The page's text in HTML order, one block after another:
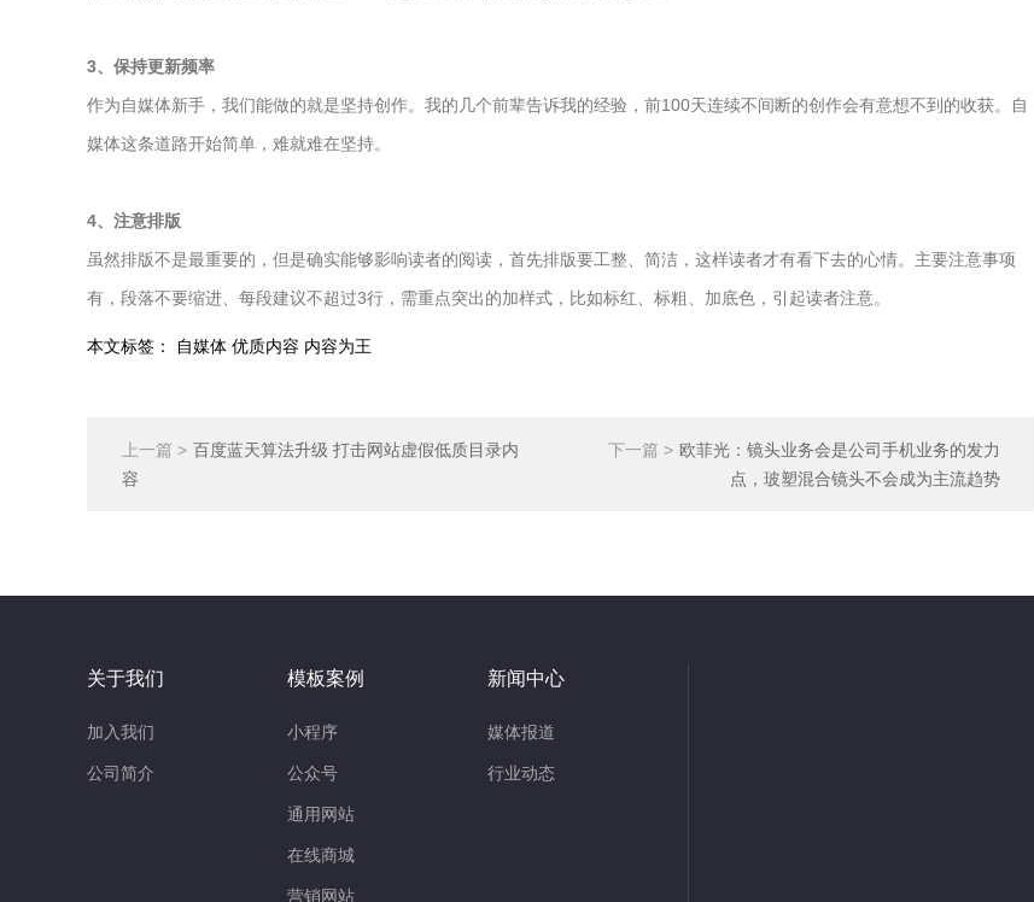
3、保持更新频率
作为自媒体新手，我们能做的就是坚持创作。我的几个前辈告诉我的经验，前100天连续不间断的创作会有意想不到的收获。自
媒体这条道路开始简单，难就难在坚持。
4、注意排版
虽然排版不是最重要的，但是确实能够影响读者的阅读，首先排版要工整、简洁，这样读者才有看下去的心情。主要注意事项
有，段落不要缩进、每段建议不超过3行，需重点突出的加样式，比如标红、标粗、加底色，引起读者注意。
本文标签： 自媒体 优质内容 内容为王
上一篇 > 百度蓝天算法升级 打击网站虚假低质目录内
容
下一篇 > 欧菲光：镜头业务会是公司手机业务的发力
点，玻塑混合镜头不会成为主流趋势
关于我们
加入我们
公司简介
模板案例
小程序
公众号
通用网站
在线商城
营销网站
新闻中心
媒体报道
行业动态